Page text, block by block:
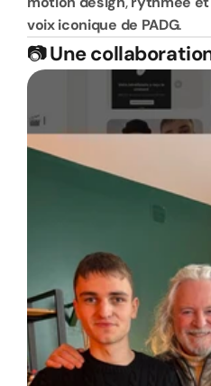
voix iconique de PADG.
📷Une